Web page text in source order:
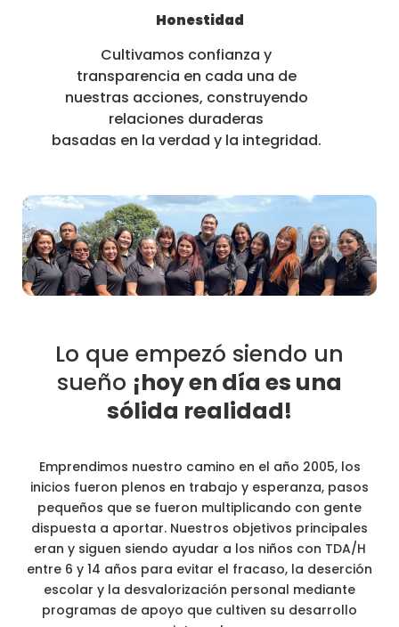
Honestidad
Cultivamos confianza y
transparencia en cada una de
nuestras acciones, construyendo
relaciones duraderas
basadas en la verdad y la integridad.
Lo que empezó siendo un
sueño ¡hoy en día es una
sólida realidad!
Emprendimos nuestro camino en el año 2005, los
inicios fueron plenos en trabajo y esperanza, pasos
pequeños que se fueron multiplicando con gente
dispuesta a aportar. Nuestros objetivos principales
eran y siguen siendo ayudar a los niños con TDA/H
entre 6 y 14 años para evitar el fracaso, la deserción
escolar y la desvalorización personal mediante
programas de apoyo que cultiven su desarrollo